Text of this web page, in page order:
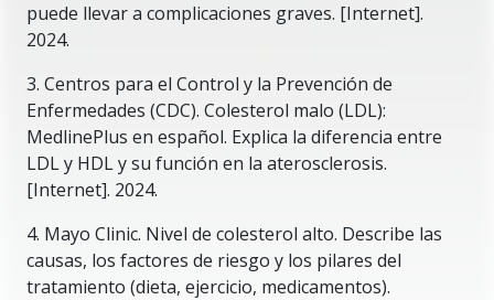
puede llevar a complicaciones graves. [Internet].
2024.
3. Centros para el Control y la Prevención de
Enfermedades (CDC). Colesterol malo (LDL):
MedlinePlus en español. Explica la diferencia entre
LDL y HDL y su función en la aterosclerosis.
[Internet]. 2024.
4. Mayo Clinic. Nivel de colesterol alto. Describe las
causas, los factores de riesgo y los pilares del
tratamiento (dieta, ejercicio, medicamentos).